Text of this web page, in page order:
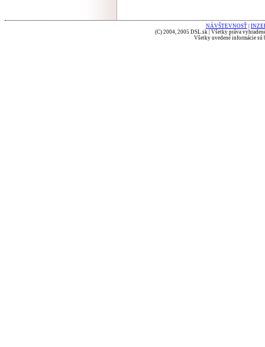
NÁVŠTEVNOSŤ
(C) 2004, 2005 DSL.sk | Všetky práva
Všetky uvedené informácie sú